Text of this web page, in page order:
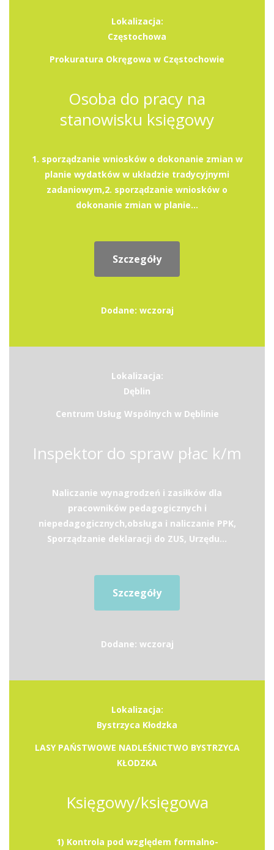
Lokalizacja:
Częstochowa
Prokuratura Okręgowa w Częstochowie
Osoba do pracy na
stanowisku księgowy
1. sporządzanie wniosków o dokonanie zmian w
planie wydatków w układzie tradycyjnymi
zadaniowym,2. sporządzanie wniosków o
dokonanie zmian w planie...
Szczegóły
Dodane: wczoraj
Lokalizacja:
Dęblin
Centrum Usług Wspólnych w Dęblinie
Inspektor do spraw płac k/m
Naliczanie wynagrodzeń i zasiłków dla
pracowników pedagogicznych i
niepedagogicznych,obsługa i naliczanie PPK,
Sporządzanie deklaracji do ZUS, Urzędu...
Szczegóły
Dodane: wczoraj
Lokalizacja:
Bystrzyca Kłodzka
LASY PAŃSTWOWE NADLEŚNICTWO BYSTRZYCA
KŁODZKA
Księgowy/księgowa
1) Kontrola pod względem formalno-